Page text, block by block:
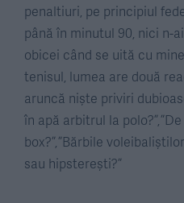
penaltiuri, pe principiul
până în minutul 90, nici n-
obicei când se uită cu
tenisul, lumea are două
aruncă niște priviri
în apă arbitrul la polo?”,
box?”, ”Bărbile
sau hipsterești?”